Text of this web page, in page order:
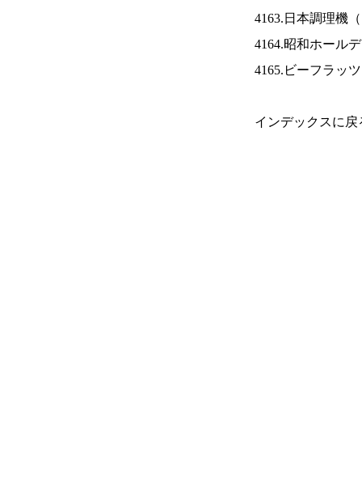
4163.日本調理機（
4164.昭和ホール
4165.ビーフラッ
インデックスに戻